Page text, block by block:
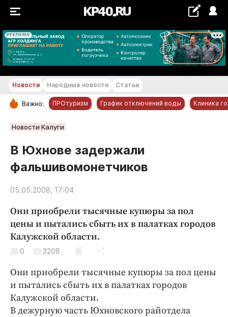
РЕКЛАМА
+19...+20 °С
РУБРИКИ
Новости компаний
Статьи
Народные новости
Авто и транспорт
Благоустройство
Криминал
Культура
Недвижимость и ЖКХ
Образование
Общество
Погода
Новости Народные новости Статьи
Важно: ПРОтуризм График отключений воды Клиника
Новости Калуги
В Юхнове задержали
фальшивомонетчиков
05.05.2008, 17:04
Они приобрели тысячные купюры за пол
цены и пытались сбыть их в палатках городов
Калужской области.
0 3208
Они приобрели тысячные купюры за пол цены
и пытались сбыть их в палатках городов
Калужской области.
В дежурную часть Юхновского райотдела